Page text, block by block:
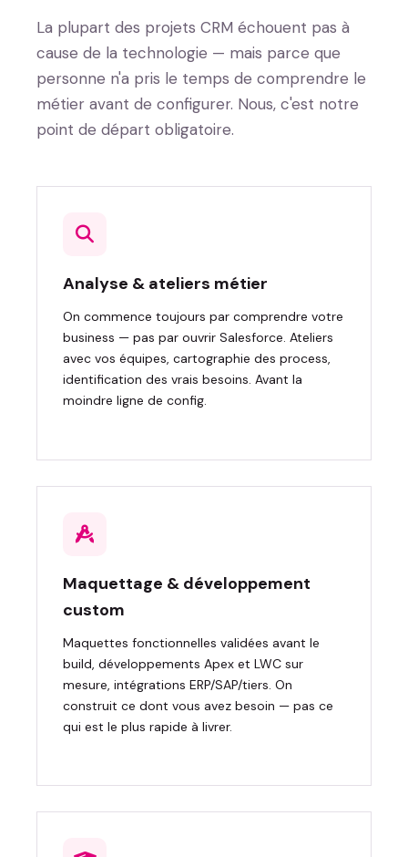
La plupart des projets CRM échouent pas à
cause de la technologie — mais parce que
personne n'a pris le temps de comprendre le
métier avant de configurer. Nous, c'est notre
point de départ obligatoire.
Analyse & ateliers métier
On commence toujours par comprendre votre
business — pas par ouvrir Salesforce. Ateliers
avec vos équipes, cartographie des process,
identification des vrais besoins. Avant la
moindre ligne de config.
Maquettage & développement
custom
Maquettes fonctionnelles validées avant le
build, développements Apex et LWC sur
mesure, intégrations ERP/SAP/tiers. On
construit ce dont vous avez besoin — pas ce
qui est le plus rapide à livrer.